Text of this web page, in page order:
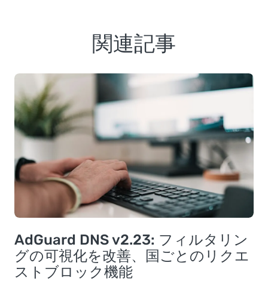
関連記事
AdGuard DNS v2.23: フィルタリン
グの可視化を改善、国ごとのリクエ
ストブロック機能